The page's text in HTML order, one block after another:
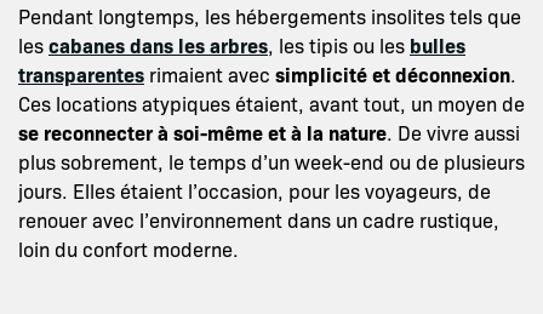
Pendant longtemps, les hébergements insolites tels que
lescabanes dans les arbres, les tipis ou les bulles
transparentes rimaient avec simplicité et déconnexion.
Ces locations atypiques étaient, avant tout, un moyen de
se reconnecter à soi-même et à la nature. De vivre aussi
plus sobrement, le temps d’un week-end ou de plusieurs
jours. Elles étaient l’occasion, pour les voyageurs, de
renouer avec l’environnement dans un cadre rustique,
loin du confort moderne.